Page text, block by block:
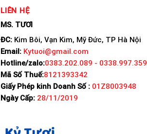
LIÊN HỆ
MS. TƯƠI
ĐC: Kim Bôi, Vạn Kim, Mỹ Đức, TP Hà Nội
Email: Kytuoi@gmail.com
Hotline/zalo:0383.202.089 - 0338.997.359
Mã Số Thuế:8121393342
Giấy Phép kinh Doanh Số : 01Z8003948
Ngày Cấp: 28/11/2019